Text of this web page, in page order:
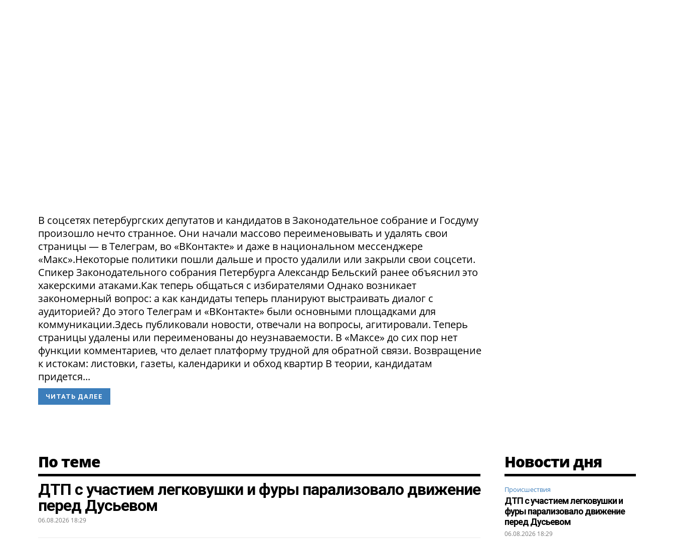
В соцсетях петербургских депутатов и кандидатов в Законодательное собрание и Госдуму
произошло нечто странное. Они начали массово переименовывать и удалять свои
страницы — в Телеграм, во «ВКонтакте» и даже в национальном мессенджере
«Макс».Некоторые политики пошли дальше и просто удалили или закрыли свои соцсети.
Спикер Законодательного собрания Петербурга Александр Бельский ранее объяснил это
хакерскими атаками.Как теперь общаться с избирателями Однако возникает
закономерный вопрос: а как кандидаты теперь планируют выстраивать диалог с
аудиторией? До этого Телеграм и «ВКонтакте» были основными площадками для
коммуникации.Здесь публиковали новости, отвечали на вопросы, агитировали. Теперь
страницы удалены или переименованы до неузнаваемости. В «Максе» до сих пор нет
функции комментариев, что делает платформу трудной для обратной связи. Возвращение
к истокам: листовки, газеты, календарики и обход квартир В теории, кандидатам
придется...
ЧИТАТЬ ДАЛЕЕ
Новости дня
Происшествия
ДТП с участием легковушки и
фуры парализовало движение
перед Дусьевом
06.08.2026 18:29
По теме
ДТП с участием легковушки и фуры парализовало движение
перед Дусьевом
06.08.2026 18:29